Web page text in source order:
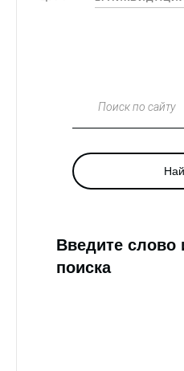
Поиск по сайту
Введите
поиска